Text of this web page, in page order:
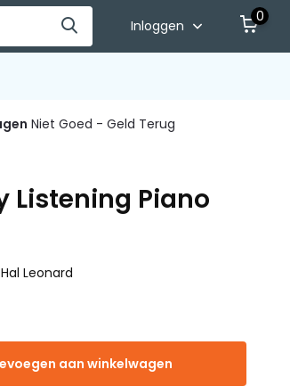
Inloggen
0
Niet Goed - Geld Terug
Listening Piano
Hal Leonard
aan winkelwagen